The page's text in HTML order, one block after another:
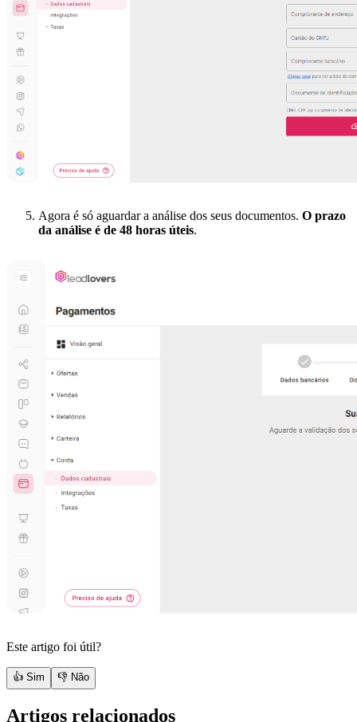
Agora é só aguardar a análise dos seus documentos. O prazo
da análise é de 48 horas úteis.
Este artigo foi útil?
👍 Sim 👎 Não
Artigos relacionados